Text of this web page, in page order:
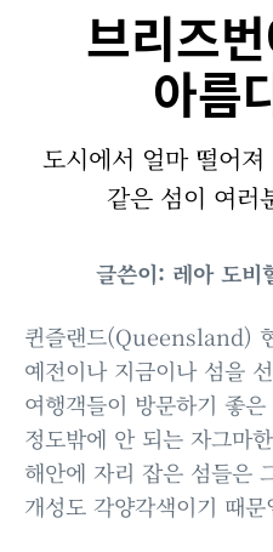
브리즈
아름
도시에서 얼마 떨어
같은 섬이 여러
글쓴이: 레아 도
퀸즐랜드(Queensland)
예전이나 지금이나 섬을
여행객들이 방문하기 좋
정도밖에 안 되는 자그마
해안에 자리 잡은 섬들은
개성도 각양각색이기 때문